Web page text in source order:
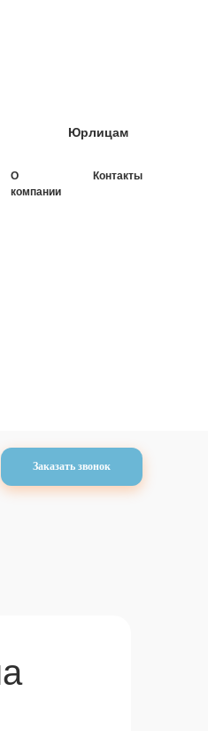
О
компании
Контакты
Заказать звонок
Юрлицам